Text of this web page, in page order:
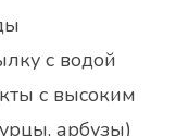
с водой
с высоким
арбузы)